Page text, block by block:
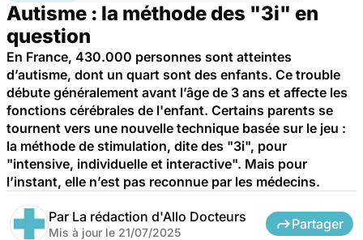
Autisme : la méthode des "3i" en
question
En France, 430.000 personnes sont atteintes
d’autisme, dont un quart sont des enfants. Ce trouble
débute généralement avant l’âge de 3 ans et affecte les
fonctions cérébrales de l'enfant. Certains parents se
tournent vers une nouvelle technique basée sur le jeu :
la méthode de stimulation, dite des "3i", pour
"intensive, individuelle et interactive". Mais pour
l’instant, elle n’est pas reconnue par les médecins.
Par La rédaction d'Allo Docteurs
Mis à jour le 21/07/2025
Partager